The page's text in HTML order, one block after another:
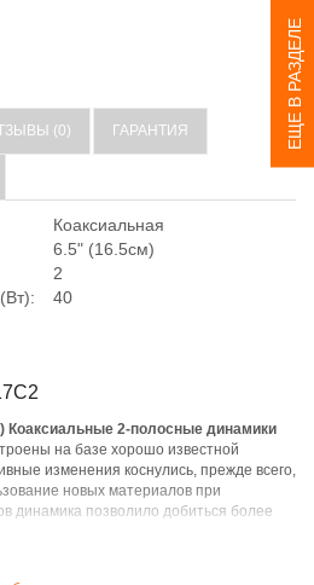
ЕЩЕ В РАЗДЕЛЕ
(0) ГАРАНТИЯ
Коаксиальная
6.5" (16.5см)
2
40
Коаксиальные 2-полосные динамики
на базе хорошо известной
изменения коснулись, прежде всего,
новых материалов при
динамика позволило добиться более
и повысить точность
СЧ-диапазонах. Несмотря на то, что